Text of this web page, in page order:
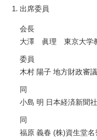
出席委員
会長
大澤 眞理 東京大学
委員
木村 陽子 地方財政審
同
小島 明 日本経済新聞
同
福原 義春 (株)資生堂名